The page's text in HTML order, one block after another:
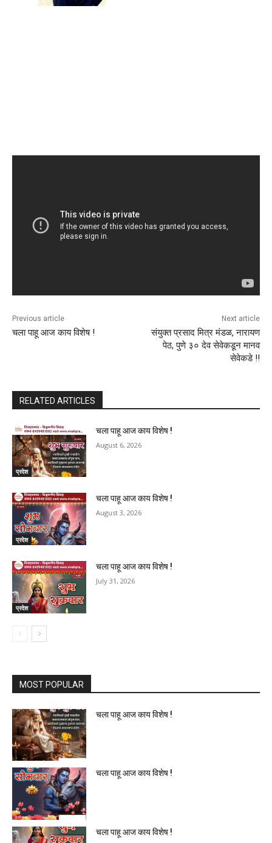
Previous article
चला पाहू आज काय विशेष !
Next article
संयुक्त प्रसाद मित्र मंडळ, नारायण
पेठ, पुणे ३० देव सेवेकडून मानव
सेवेकडे !!
RELATED ARTICLES
प्रदेश
चला पाहू आज काय विशेष !
August 6, 2026
प्रदेश
चला पाहू आज काय विशेष !
August 3, 2026
प्रदेश
चला पाहू आज काय विशेष !
July 31, 2026
MOST POPULAR
चला पाहू आज काय विशेष !
चला पाहू आज काय विशेष !
चला पाहू आज काय विशेष !